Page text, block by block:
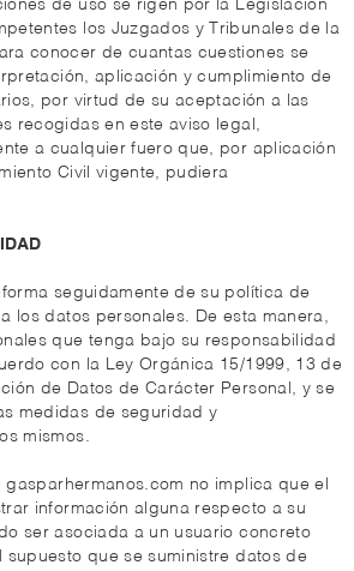
de uso se rigen por la Legislación
los Juzgados y Tribunales de la
conocer de cuantas cuestiones se
aplicación y cumplimiento de
por virtud de su aceptación a las
recogidas en este aviso legal,
a cualquier fuero que, por aplicación
Civil vigente, pudiera
seguidamente de su política de
los datos personales. De esta manera,
que tenga bajo su responsabilidad
con la Ley Orgánica 15/1999, 13 de
de Datos de Carácter Personal, y se
medidas de seguridad y
mismos.
gasparhermanos.com no implica que el
información alguna respecto a su
ser asociada a un usuario concreto
supuesto que se suministre datos de